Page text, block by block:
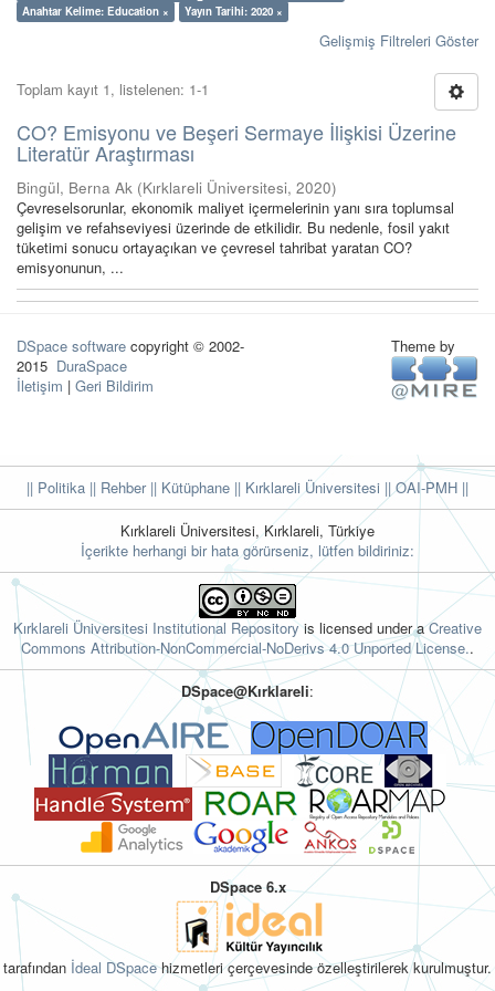
Anahtar Kelime: Education ×
Yayın Tarihi: 2020 ×
Gelişmiş Filtreleri Göster
Toplam kayıt 1, listelenen: 1-1
CO? Emisyonu ve Beşeri Sermaye İlişkisi Üzerine
Literatür Araştırması
Bingül, Berna Ak (Kırklareli Üniversitesi, 2020)
Çevreselsorunlar, ekonomik maliyet içermelerinin yanı sıra toplumsal
gelişim ve refahseviyesi üzerinde de etkilidir. Bu nedenle, fosil yakıt
tüketimi sonucu ortayaçıkan ve çevresel tahribat yaratan CO?
emisyonunun, ...
DSpace software copyright © 2002-
2015 DuraSpace
İletişim | Geri Bildirim
Theme by
|| Politika || Rehber|| Kütüphane || Kırklareli Üniversitesi ||OAI-PMH ||
Kırklareli Üniversitesi, Kırklareli, Türkiye
İçerikte herhangi bir hata görürseniz, lütfen bildiriniz:
Kırklareli Üniversitesi Institutional Repository is licensed under aCreative
Commons Attribution-NonCommercial-NoDerivs 4.0 Unported License..
DSpace@Kırklareli:
DSpace 6.x
tarafından İdeal DSpacehizmetleri çerçevesinde özelleştirilerek kurulmuştur.